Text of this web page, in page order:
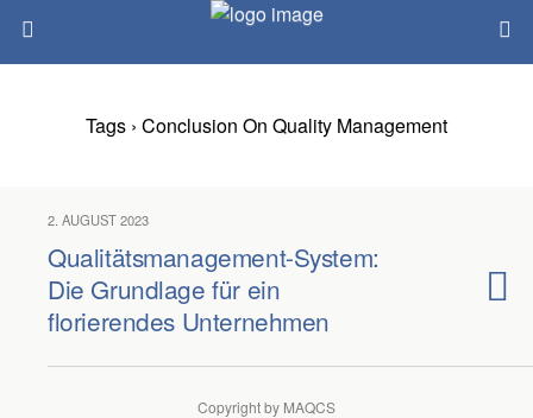
Tags › Conclusion On Quality Management
2. AUGUST 2023
Qualitätsmanagement-System:
Die Grundlage für ein
florierendes Unternehmen
Copyright by MAQCS